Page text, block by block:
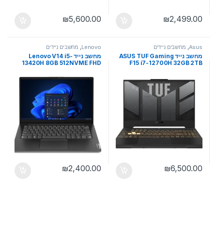
₪2,499.00
₪5,600.00
Asus
, מחשבים ניידים
מחשב נייד ASUS TUF Gaming
F15 i7-12700H 32GB 2TB
₪6,500.00
Lenovo
, מחשבים ניידים
מחשב נייד Lenovo V14 i5-
13420H 8GB 512NVME FHD
₪2,400.00